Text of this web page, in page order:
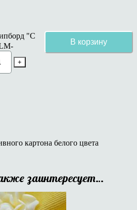
"С
В корзину
картона белого цвета
заинтересует…